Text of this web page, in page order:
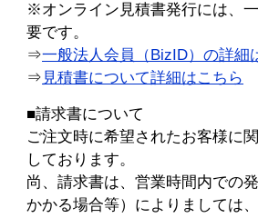
※オンライン見積書発行には、
要です。
⇒一般法人会員（BizID）の詳細
⇒ 見積書について詳細はこちら
■請求書について
ご注文時に希望されたお客様に
しております。
尚、請求書は、営業時間内での
かかる場合等）によりましては